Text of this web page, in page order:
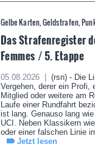
Gelbe Karten, Geldstrafen,
Das Strafenregister
Femmes / 5. Etappe
05.08.2026 |
(rsn) - Die
Vergehen, derer ein Profi,
Mitglied oder weitere am
Laufe einer Rundfahrt
ist lang. Genauso lang
UCI. Neben Klassikern
oder einer falschen Linie
Jetzt lesen